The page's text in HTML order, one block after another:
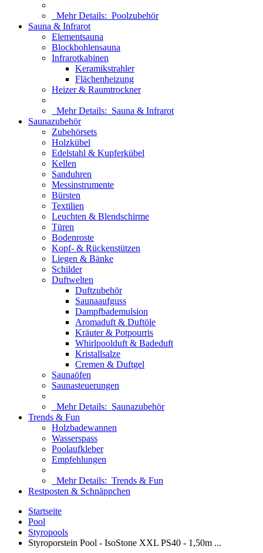
Mehr Details: Poolzubehör
Sauna & Infrarot
Elementsauna
Blockbohlensauna
Infrarotkabinen
Keramikstrahler
Flächenheizung
Heizer & Raumtrockner
Mehr Details: Sauna & Infrarot
Saunazubehör
Zubehörsets
Holzkübel
Edelstahl & Kupferkübel
Kellen
Sanduhren
Messinstrumente
Bürsten
Textilien
Leuchten & Blendschirme
Türen
Bodenroste
Kopf- & Rückenstützen
Liegen & Bänke
Schilder
Duftwelten
Duftzubehör
Saunaaufguss
Dampfbademulsion
Aromaduft & Duftöle
Kräuter & Potpourris
Whirlpoolduft & Badeduft
Kristallsalze
Cremen & Duftgel
Saunaöfen
Saunasteuerungen
Mehr Details: Saunazubehör
Trends & Fun
Holzbadewannen
Wasserspass
Poolaufkleber
Empfehlungen
Mehr Details: Trends & Fun
Restposten & Schnäppchen
Startseite
Pool
Styropools
Styroporstein Pool - IsoStone XXL PS40 - 1,50m ...